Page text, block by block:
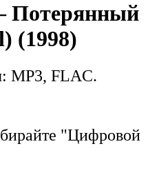
Потерянный
(1998)
MP3, FLAC.
"Цифровой